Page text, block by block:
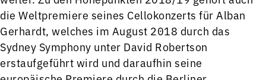
die Weltpremiere seines Cellokonzerts für Alban
Gerhardt, welches im August 2018 durch das
Sydney Symphony unter David Robertson
erstaufgeführt wird und daraufhin seine